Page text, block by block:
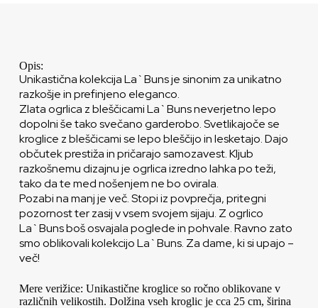
Opis:
Unikastična kolekcija La`Buns je sinonim za unikatno
razkošje in prefinjeno eleganco.
Zlata ogrlica z bleščicami La`Buns neverjetno lepo
dopolni še tako svečano garderobo. Svetlikajoče se
kroglice z bleščicami se lepo bleščijo in lesketajo. Dajo
občutek prestiža in pričarajo samozavest. Kljub
razkošnemu dizajnu je ogrlica izredno lahka po teži,
tako da te med nošenjem ne bo ovirala.
Pozabi na manj je več. Stopi iz povprečja, pritegni
pozornost ter zasij v vsem svojem sijaju. Z ogrlico
La`Buns boš osvajala poglede in pohvale. Ravno zato
smo oblikovali kolekcijo La`Buns. Za dame, ki si upajo –
več!
Mere verižice: Unikastične kroglice so ročno oblikovane v
različnih velikostih. Dolžina vseh kroglic je cca 25 cm, širina